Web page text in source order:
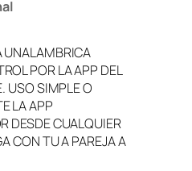
UNALAMBRICA
POR LA APP DEL
USO SIMPLE O
LA APP
DESDE CUALQUIER
CON TU A PAREJA A